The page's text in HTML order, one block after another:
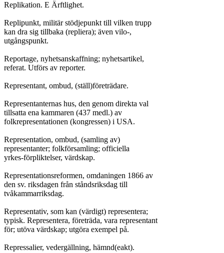
Replikation. E Ärftlighet.
Replipunkt, militär stödjepunkt till vilken trupp
kan dra sig tillbaka (repliera); även vilo-,
utgångspunkt.
Reportage, nyhetsanskaffning; nyhetsartikel,
referat. Utförs av reporter.
Representant, ombud, (ställ)företrädare.
Representanternas hus, den genom direkta val
tillsatta ena kammaren (437 medl.) av
folkrepresentationen (kongressen) i USA.
Representation, ombud, (samling av)
representanter; folkförsamling; officiella
yrkes-förpliktelser, värdskap.
Representationsreformen, omdaningen 1866 av
den sv. riksdagen från ståndsriksdag till
tvåkammarriksdag.
Representativ, som kan (värdigt) representera;
typisk. Representera, företräda, vara representant
för; utöva värdskap; utgöra exempel på.
Repressalier, vedergällning, hämnd(eakt).